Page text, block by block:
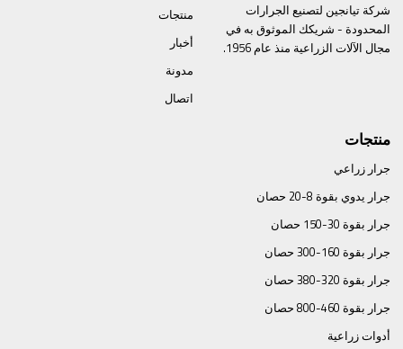
شركة تيانجين لتصنيع الجرارات
المحدودة - شريكك الموثوق به في
مجال الآلات الزراعية منذ عام 1956.
منتجات
أخبار
مدونة
اتصال
منتجات
جرار زراعي
جرار يدوي بقوة 8-20 حصان
جرار بقوة 30-150 حصان
جرار بقوة 160-300 حصان
جرار بقوة 320-380 حصان
جرار بقوة 460-800 حصان
أدوات زراعية